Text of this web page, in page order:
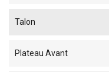
Talon
Plateau Avant